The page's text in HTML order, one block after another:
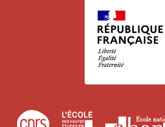
Centre École